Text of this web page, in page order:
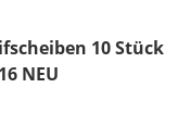
10 Stück
NEU